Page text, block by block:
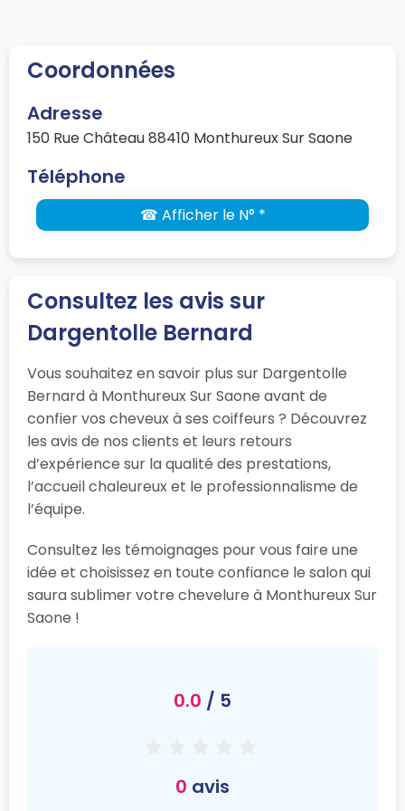
Coordonnées
Adresse
150 Rue Château 88410 Monthureux Sur Saone
Téléphone
☎ Afficher le N° *
Consultez les avis sur
Dargentolle Bernard
Vous souhaitez en savoir plus sur Dargentolle
Bernard à Monthureux Sur Saone avant de
confier vos cheveux à ses coiffeurs ? Découvrez
les avis de nos clients et leurs retours
d’expérience sur la qualité des prestations,
l’accueil chaleureux et le professionnalisme de
l’équipe.
Consultez les témoignages pour vous faire une
idée et choisissez en toute confiance le salon qui
saura sublimer votre chevelure à Monthureux Sur
Saone !
0.0 / 5
0 avis